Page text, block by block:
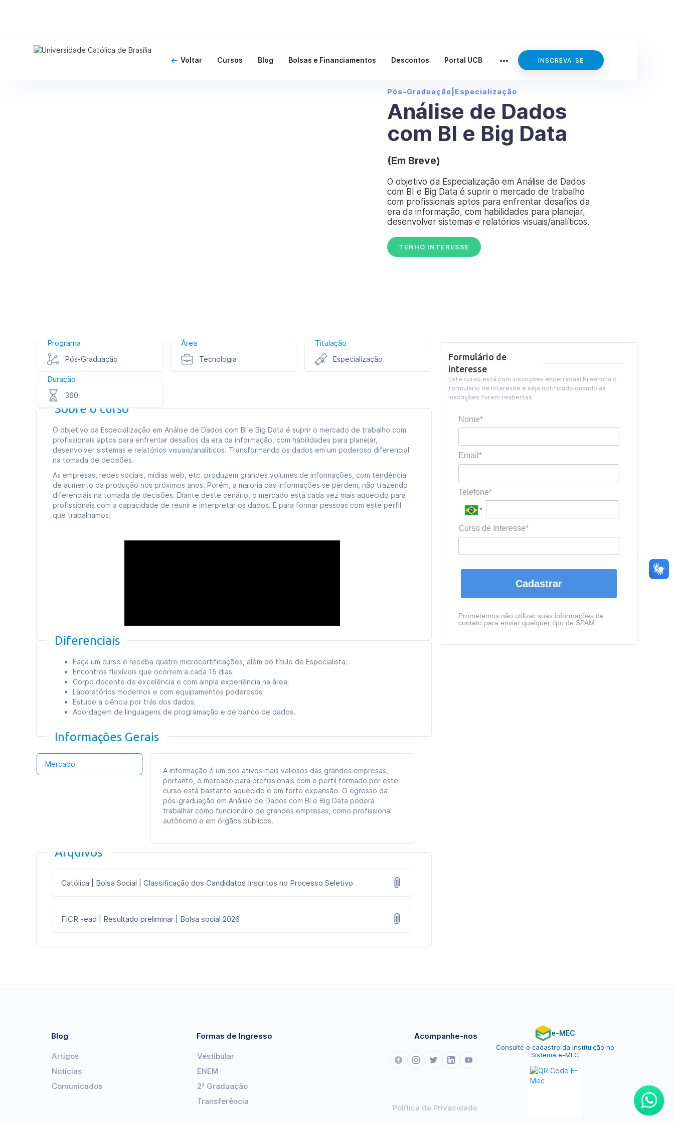
Voltar Cursos Blog Bolsas e Financiamentos Descontos Portal UCB INSCREVA-SE
Pós-Graduação Especialização
Análise de Dados
com BI e Big Data
(Em Breve)
O objetivo da Especialização em Análise de Dados
com BI e Big Data é suprir o mercado de trabalho
com profissionais aptos para enfrentar desafios da
era da informação, com habilidades para planejar,
desenvolver sistemas e relatórios visuais/analíticos.
TENHO INTERESSE
Programa
Pós-Graduação
Área
Tecnologia
Titulação
Especialização
Duração
360
Sobre o curso
O objetivo da Especialização em Análise de Dados com BI e Big Data é suprir o mercado de trabalho com
profissionais aptos para enfrentar desafios da era da informação, com habilidades para planejar,
desenvolver sistemas e relatórios visuais/analíticos. Transformando os dados em um poderoso diferencial
na tomada de decisões.
As empresas, redes sociais, mídias web, etc. produzem grandes volumes de informações, com tendência
de aumento da produção nos próximos anos. Porém, a maioria das informações se perdem, não trazendo
diferenciais na tomada de decisões. Diante deste cenário, o mercado está cada vez mais aquecido para
profissionais com a capacidade de reunir e interpretar os dados. É para formar pessoas com este perfil
que trabalhamos!
Diferenciais
Faça um curso e receba quatro microcertificações, além do título de Especialista;
Encontros flexíveis que ocorrem a cada 15 dias;
Corpo docente de excelência e com ampla experiência na área;
Laboratórios modernos e com equipamentos poderosos;
Estude a ciência por trás dos dados;
Abordagem de linguagens de programação e de banco de dados.
Informações Gerais
Mercado
A informação é um dos ativos mais valiosos das grandes empresas,
portanto, o mercado para profissionais com o perfil formado por este
curso está bastante aquecido e em forte expansão. O egresso da
pós-graduação em Análise de Dados com BI e Big Data poderá
trabalhar como funcionário de grandes empresas, como profissional
autônomo e em órgãos públicos.
Arquivos
Católica | Bolsa Social | Classificação dos Candidatos Inscritos no Processo Seletivo
FICR -ead | Resultado preliminar | Bolsa social 2026
Formulário de
interesse
Este curso está com inscrições encerradas! Preencha o
formulário de interesse e seja notificado quando as
inscrições forem reabertas.
Nome*
Email*
Telefone*
Curso de Interesse*
Cadastrar
Prometemos não utilizar suas informações de
contato para enviar qualquer tipo de SPAM.
Blog
Artigos
Notícias
Comunicados
Formas de Ingresso
Vestibular
ENEM
2ª Graduação
Transferência
Acompanhe-nos
Política de Privacidade
e-MEC
Consulte o cadastro da Instituição no
Sistema e-MEC